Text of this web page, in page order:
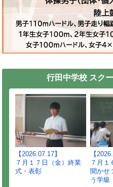
行田中学校 スク
【2026.07.17】
７月１７日（金）終業
式・表彰
【
７月１
聞かせ
う学級